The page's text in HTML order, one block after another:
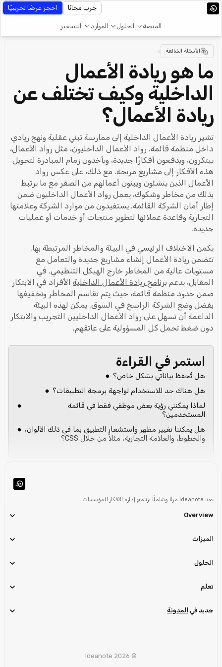
المنصة الحلول الموارد التسعير
جرب مجانًا احجز عرضًا تجريبيًا
الأسئلة الشائعة >
ما هو ريادة الأعمال
الداخلية وكيف تختلف عن
ريادة الأعمال؟
تشير ريادة الأعمال الداخلية إلى ممارسة تبني عقلية ونهج ريادي
داخل منظمة قائمة. رواد الأعمال الداخليون، مثل رواد الأعمال،
يبتكرون، ويدفعون أفكارًا جديدة، ويأخذون زمام المبادرة لتحويل
هذه الأفكار إلى مشاريع مربحة. مع ذلك، على عكس رواد
الأعمال الذين ينشئون ويبنون أعمالهم من الصفر مع ما يرتبط
بذلك من مخاطر وشكوك، يعمل رواد الأعمال الداخليون ضمن
إطار أمان الشركة القائمة. يستفيدون من موارد الشركة وعلامتها
التجارية وقاعدة عملائها لتطوير منتجات أو خدمات أو عمليات
جديدة.
يكمن الاختلاف الرئيسي في البيئة والمخاطر المرتبطة بها.
تتضمن ريادة الأعمال إنشاء مشاريع جديدة والتعامل مع
مستويات عالية من المخاطر خارج الهيكل التنظيمي. في
المقابل، يدعم برنامج ريادة الأعمال الداخلية الأفراد في الابتكار
ضمن حدود منظمة قائمة، حيث يتم تقاسم المخاطر وتخفيفها
بفضل وضع الشركة الراسخ في السوق. يمكن لهذه البيئة
الداعمة أن تسهل على رواد الأعمال الداخليين التجريب والابتكار
دون ضغط تحمل كل المسؤولية على عاتقهم.
استمر في القراءة
هل تُحفظ بياناتي بشكل خاص؟
هل هناك حد للاستخدام لواجهة برمجة التطبيقات؟
لماذا يمكنني رؤية بعض موظفي فقط في قائمة
المستخدمين؟
هل يمكننا تغيير مظهر واستشعار التطبيق بما في ذلك الألوان،
والخطوط، والعلامة التجارية، مثلاً من خلال CSS؟
يعد Ideanote مرنًا وشاملًا برنامج إدارة الأفكار للمؤسسات.
Overview
الميزات
الحلول
تعلم
جديد في المدونة
© Ideanote 2026